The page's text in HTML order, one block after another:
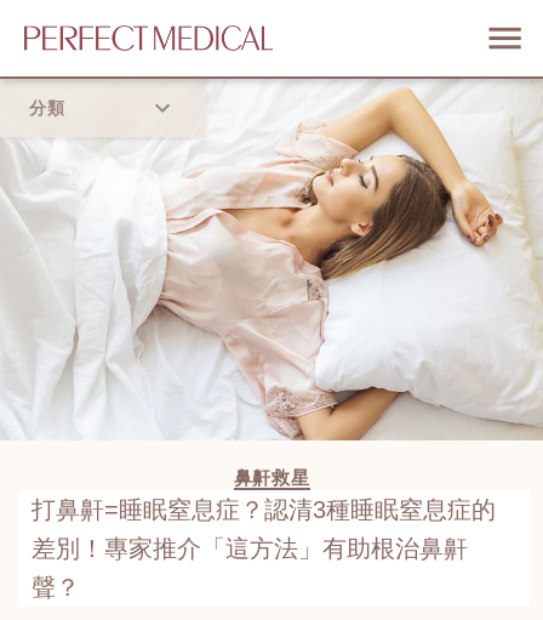
分類
流行趨勢
鼻鼾救星
打鼻鼾=睡眠窒息症？認清3種睡眠窒息症的
差別！專家推介「這方法」有助根治鼻鼾
聲？